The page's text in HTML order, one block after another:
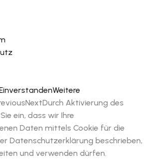
Weitere
NextDurch Aktivierung des
ein, dass wir Ihre
Daten mittels Cookie für die
Datenschutzerklärung beschrieben,
und verwenden dürfen.